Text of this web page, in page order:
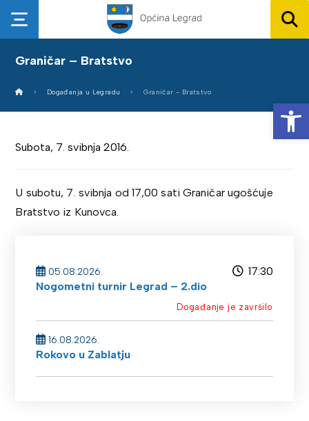
Graničar – Bratstvo
Događanja u Legradu Graničar - Bratstvo
Subota, 7. svibnja 2016.
U subotu, 7. svibnja od 17,00 sati Graničar ugošćuje
Bratstvo iz Kunovca.
05.08.2026.
17:30
Nogometni turnir Legrad – 2.dio
Događanje je završilo
16.08.2026.
Rokovo u Zablatju